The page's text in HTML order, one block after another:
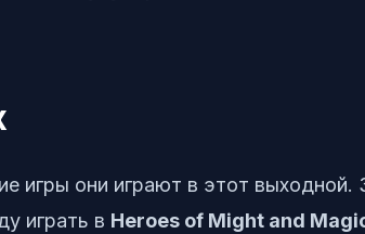
игры они играют в этот выходной.
играть в Heroes of Might and